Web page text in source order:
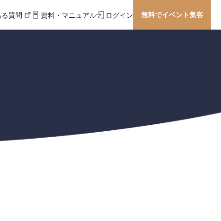
質問 資料・マニュアル ログイン 無料でイベント集客